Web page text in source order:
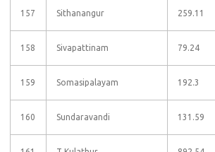
157 Sithanangur 259.11
158 Sivapattinam 79.24
159 Somasipalayam 192.3
160 Sundaravandi 131.59